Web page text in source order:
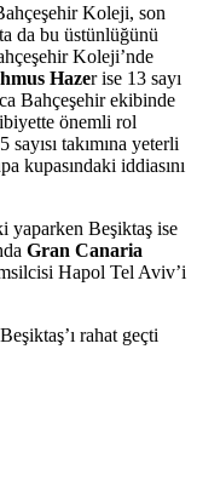
Koleji, son
da bu üstünlüğünü
Koleji’nde
Hazer ise 13 sayı
Bahçeşehir ekibinde
önemli rol
sayısı takımına yeterli
kupasındaki iddiasını
yaparken Beşiktaş ise
Gran Canaria
Hapol Tel Aviv’i
rahat geçti